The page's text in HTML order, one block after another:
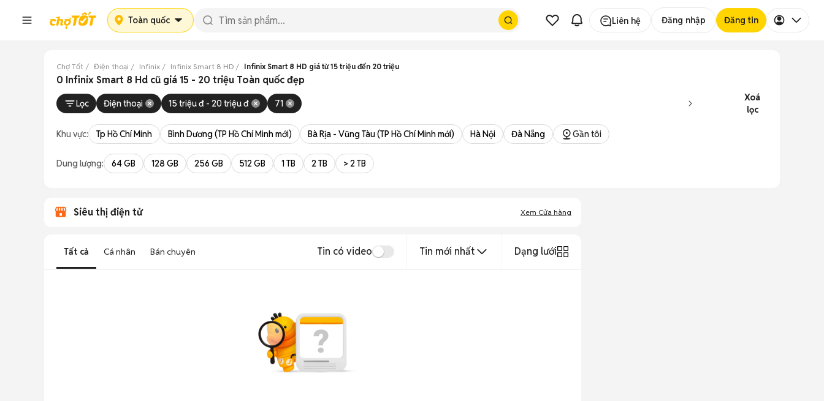
Toàn quốc Liên hệ Đăng nhập Đăng tin
Chợ Tốt Điện thoại Infinix Infinix Smart 8 HD Infinix Smart 8 HD giá từ 15 triệu đến 20 triệu
0 Infinix Smart 8 Hd cũ giá 15 - 20 triệu Toàn quốc đẹp
Lọc Điện thoại 15 triệu đ - 20 triệu đ 71
Xoá
lọc
Khu vực: Tp Hồ Chí Minh Bình Dương (TP Hồ Chí Minh mới) Bà Rịa - Vũng Tàu (TP Hồ Chí Minh mới) Hà Nội Đà Nẵng Gần tôi
Dung lượng: 64 GB 128 GB 256 GB 512 GB 1 TB 2 TB > 2 TB
Siêu thị điện tử Xem Cửa hàng
Tất cả Cá nhân Bán chuyên Tin có video Tin mới nhất Dạng lưới